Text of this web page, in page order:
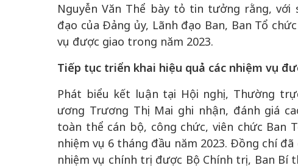
Nguyễn Văn Thể bày tỏ tin tưởng rằng,
đạo của Đảng ủy, Lãnh đạo Ban, Ban Tổ
vụ được giao trong năm 2023.
Tiếp tục triển khai hiệu quả các nhiệm vụ
Phát biểu kết luận tại Hội nghị, Thường
ương Trương Thị Mai ghi nhận, đánh giá
toàn thể cán bộ, công chức, viên chức Ban
nhiệm vụ 6 tháng đầu năm 2023. Đồng chí
nhiệm vụ chính trị được Bộ Chính trị, Ban Bí